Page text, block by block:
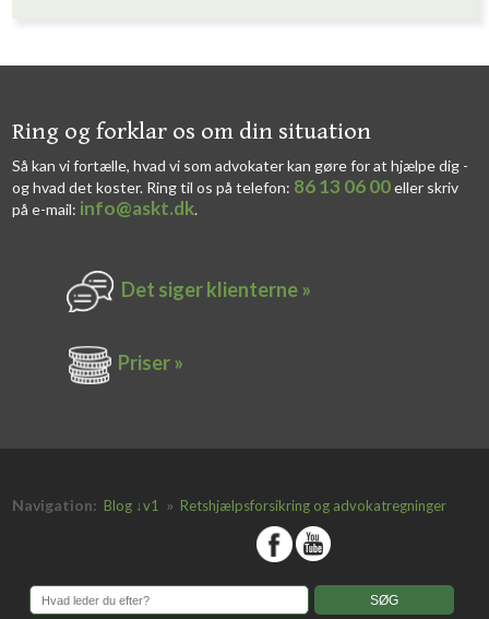
​​Ring og forklar os om din situation
Så kan vi fortælle, hvad vi som advokater kan gøre for at hjælpe dig -
og hvad det koster. Ring til os på telefon: 86 13 06 00eller skriv
på e-mail: info@askt.dk​.​
Det siger k​lienterne​ »
Priser »
Navigation: Blog ↓v1 » Retshjælpsforsikring og advokatregninger
​